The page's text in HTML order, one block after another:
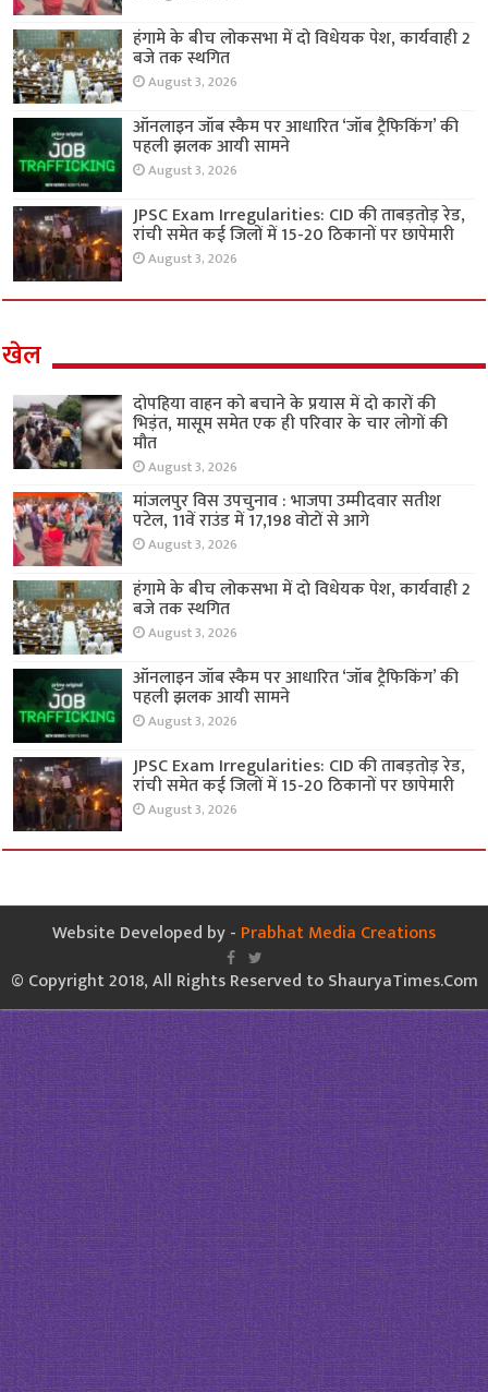
हंगामे के बीच लोकसभा में दो विधेयक पेश, कार्यवाही 2
बजे तक स्थगित
August 3, 2026
ऑनलाइन जॉब स्कैम पर आधारित ‘जॉब ट्रैफिकिंग’ की
पहली झलक आयी सामने
August 3, 2026
JPSC Exam Irregularities: CID की ताबड़तोड़ रेड,
रांची समेत कई जिलों में 15-20 ठिकानों पर छापेमारी
August 3, 2026
खेल
दोपहिया वाहन को बचाने के प्रयास में दो कारों की
भिड़ंत, मासूम समेत एक ही परिवार के चार लोगों की
मौत
August 3, 2026
मांजलपुर विस उपचुनाव : भाजपा उम्मीदवार सतीश
पटेल, 11वें राउंड में 17,198 वोटों से आगे
August 3, 2026
हंगामे के बीच लोकसभा में दो विधेयक पेश, कार्यवाही 2
बजे तक स्थगित
August 3, 2026
ऑनलाइन जॉब स्कैम पर आधारित ‘जॉब ट्रैफिकिंग’ की
पहली झलक आयी सामने
August 3, 2026
JPSC Exam Irregularities: CID की ताबड़तोड़ रेड,
रांची समेत कई जिलों में 15-20 ठिकानों पर छापेमारी
August 3, 2026
Website Developed by - Prabhat Media Creations
© Copyright 2018, All Rights Reserved to ShauryaTimes.Com